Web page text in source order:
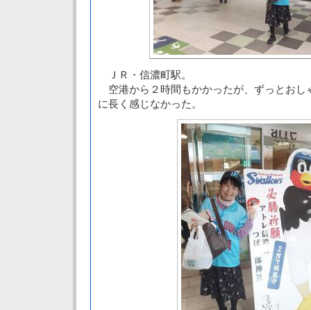
ＪＲ・信濃町駅。
空港から２時間もかかったが、ずっとおし
に長く感じなかった。